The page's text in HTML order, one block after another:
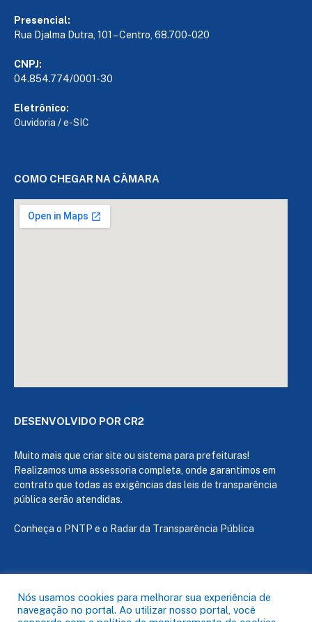
Presencial:
Rua Djalma Dutra, 101 – Centro, 68.700-020
CNPJ:
04.854.774/0001-30
Eletrônico:
Ouvidoria /e-SIC
COMO CHEGAR NA CÂMARA
DESENVOLVIDO POR CR2
Muito mais que criar site ou sistema para prefeituras!
Realizamos uma assessoria completa, onde garantimos em
contrato que todas as exigências das leis de transparência
pública serão atendidas.
Conheça o PNTP e o Radar da Transparência Pública
Todos os direitos reservados a Câmara de Capanema
Nós usamos cookies para melhorar sua experiência de
navegação no portal. Ao utilizar nosso portal, você